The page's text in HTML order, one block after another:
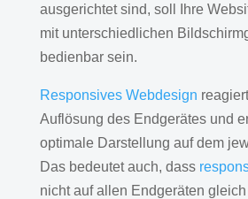
ausgerichtet sind, soll Ihre
mit unterschiedlichen
bedienbar sein.
Responsives Webdesign
Auflösung des Endgerätes und
optimale Darstellung auf dem
Das bedeutet auch, dass
nicht auf allen Endgeräten